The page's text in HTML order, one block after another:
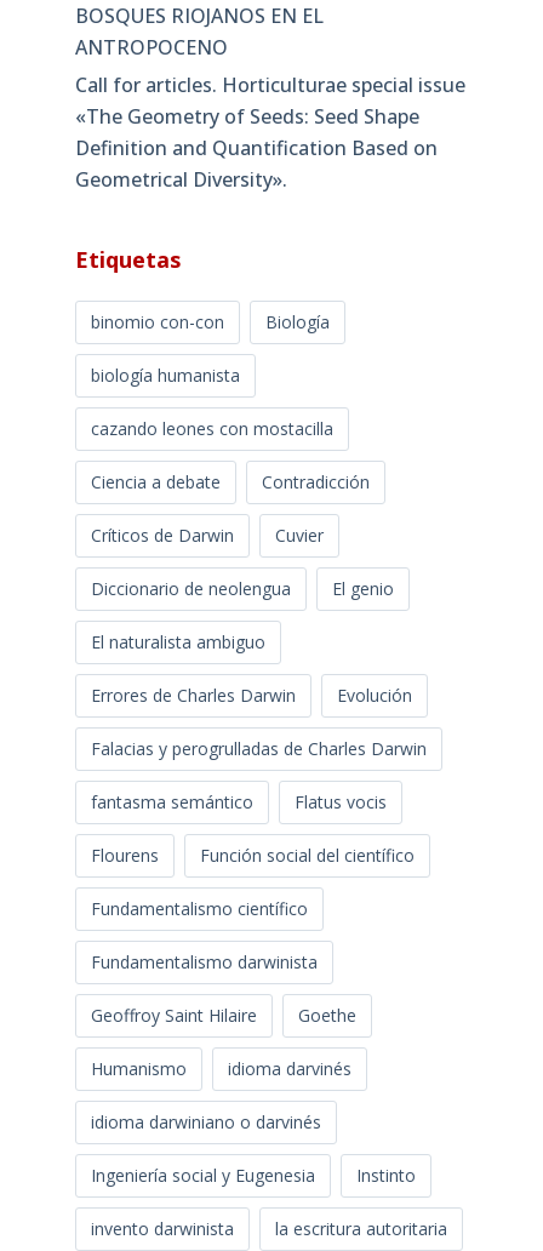
BOSQUES RIOJANOS EN EL
ANTROPOCENO
Call for articles. Horticulturae special issue
«The Geometry of Seeds: Seed Shape
Definition and Quantification Based on
Geometrical Diversity»​.
Etiquetas
binomio con-con Biología
biología humanista
cazando leones con mostacilla
Ciencia a debate Contradicción
Críticos de Darwin Cuvier
Diccionario de neolengua El genio
El naturalista ambiguo
Errores de Charles Darwin Evolución
Falacias y perogrulladas de Charles Darwin
fantasma semántico Flatus vocis
Flourens Función social del científico
Fundamentalismo científico
Fundamentalismo darwinista
Geoffroy Saint Hilaire Goethe
Humanismo idioma darvinés
idioma darwiniano o darvinés
Ingeniería social y Eugenesia Instinto
invento darwinista la escritura autoritaria